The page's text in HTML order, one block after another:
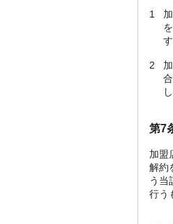
1
す
2
第7
加盟
解約
う当
行う